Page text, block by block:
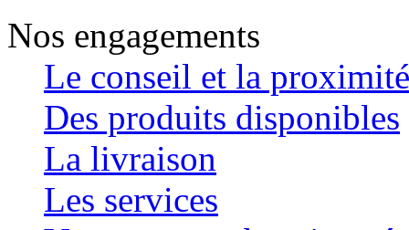
Nos engagements
Le conseil et la proximité
Des produits disponibles
La livraison
Les services